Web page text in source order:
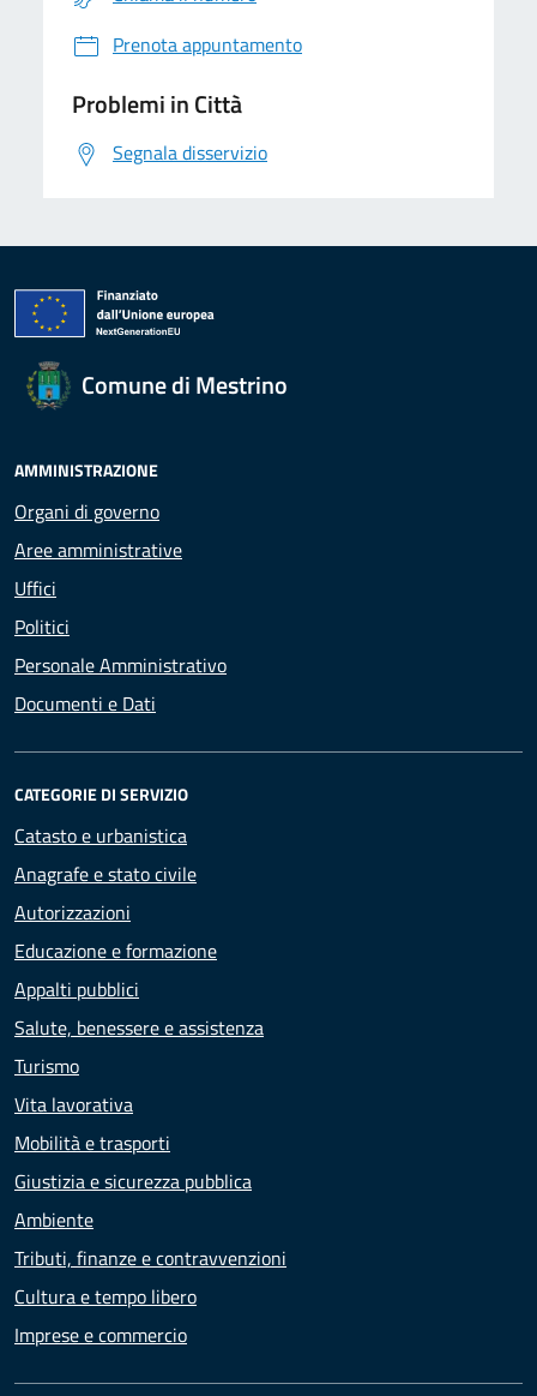
Prenota appuntamento
Problemi in Città
Segnala disservizio
Comune di Mestrino
AMMINISTRAZIONE
Organi di governo
Aree amministrative
Uffici
Politici
Personale Amministrativo
Documenti e Dati
CATEGORIE DI SERVIZIO
Catasto e urbanistica
Anagrafe e stato civile
Autorizzazioni
Educazione e formazione
Appalti pubblici
Salute, benessere e assistenza
Turismo
Vita lavorativa
Mobilità e trasporti
Giustizia e sicurezza pubblica
Ambiente
Tributi, finanze e contravvenzioni
Cultura e tempo libero
Imprese e commercio